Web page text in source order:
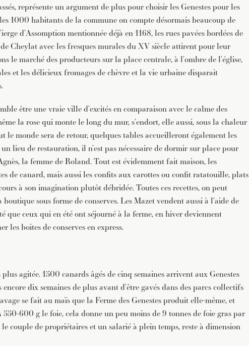
représente un argument de plus pour choisir les Genestes pour les
1000 habitants de la commune on compte désormais beaucoup de
d’Assomption mentionnée déjà en 1168, les rues pavées bordées de
Cheylat avec les fresques murales du XV siècle attirent pour leur
le marché des producteurs sur la place centrale, à l’ombre de l’église,
et les délicieux fromages de chèvre et la vie urbaine disparait
être une vraie ville d’excités en comparaison avec le calme des
la rose qui monte le long du mur, s’endort, elle aussi, sous la chaleur
le monde sera de retour, quelques tables accueilleront également les
lieu de restauration, il n’est pas nécessaire de dormir sur place pour
la femme de Roland. Tout est évidemment fait maison, les
de canard, mais aussi les confits aux carottes ou confit ratatouille, plats
à son imagination plutôt débridée. Toutes ces recettes, on peut
sous forme de conserves. Les Mazet vendent aussi à l’aide de
que ceux qui en été ont séjourné à la ferme, en hiver deviennent
les boites de conserves en express.
agitée. 1500 canards âgés de cinq semaines arrivent aux Genestes
dix semaines de plus avant d’être gavés dans des parcs collectifs
se fait au maïs que la Ferme des Genestes produit elle-même, et
600 g le foie, cela donne un peu moins de 9 tonnes de foie gras par
le couple de propriétaires et un salarié à plein temps, reste à dimension